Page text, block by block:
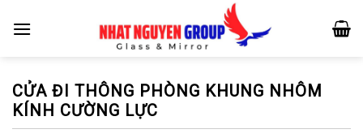
CỬA ĐI THÔNG PHÒNG KHUNG NHÔM
KÍNH CƯỜNG LỰC